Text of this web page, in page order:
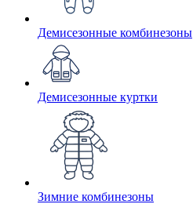
Демисезонные комбинезоны
Демисезонные куртки
Зимние комбинезоны